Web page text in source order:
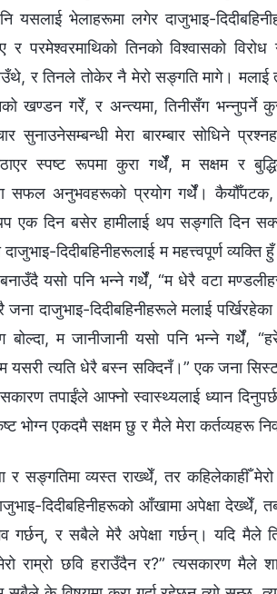
यसलाई भेलाहरूमा लगेर दाजुभाइ-
र परमेश्‍वरमाथिको तिनको विश्‍वासको
र तिनले तोकेर नै मेरो सङ्गति मागे।
खण्डन गरेँ, र अन्त्यमा, तिनीसँग भन्‍नुपर्ने
सुनाउनेसम्‍बन्धी मेरा बारम्‍बार सोधिने
स्पष्ट रूपमा कुरा गर्थेँ, म सक्षम र
सफल अनुभवहरूको प्रयोग गर्थेँ।
एक दिन बसेर हामीलाई थप सङ्गति
दिदीबहिनीहरूलाई म महत्त्वपूर्ण
यसो पनि भन्‍ने गर्थेँ, “म धेरै वटा
दाजुभाइ-दिदीबहिनीहरूले मलाई
बोल्दा, म जानीजानी यसो पनि भन्‍ने गर्थेँ,
यसरी त्यति धेरै बस्‍न सक्दिनँ।” एक जना
तपाईंले आफ्‍नो स्वास्थ्यलाई ध्यान
भोग्‍न एकदमै सक्षम छु र मैले मेरा कर्तव्यहरू
सङ्गतिमा व्यस्त राख्थेँ, तर कहिलेकाहीँ
दिदीबहिनीहरूको आँखामा अपेक्षा देख्थेँ,
गर्छन्, र सबैले मेरै अपेक्षा गर्छन्। यदि मैले
राम्रो छवि हराउँदैन र?” त्यसकारण मैले